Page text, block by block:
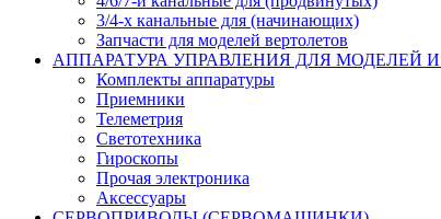
3/4-х канальные для (начинающих)
Запчасти для моделей вертолетов
АППАРАТУРА УПРАВЛЕНИЯ ДЛЯ МОДЕЛЕЙ
Комплекты аппаратуры
Приемники
Телеметрия
Светотехника
Гироскопы
Прочая электроника
Аксессуары